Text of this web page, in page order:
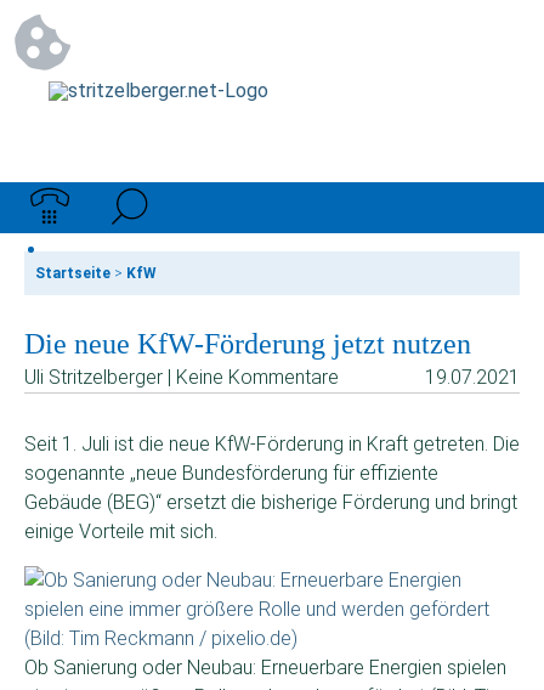
Startseite > KfW
Die neue KfW-Förderung jetzt nutzen
Uli Stritzelberger | Keine Kommentare 19.07.2021
Seit 1. Juli ist die neue KfW-Förderung in Kraft getreten. Die
sogenannte „neue Bundesförderung für effiziente
Gebäude (BEG)“ ersetzt die bisherige Förderung und bringt
einige Vorteile mit sich.
Ob Sanierung oder Neubau: Erneuerbare Energien spielen